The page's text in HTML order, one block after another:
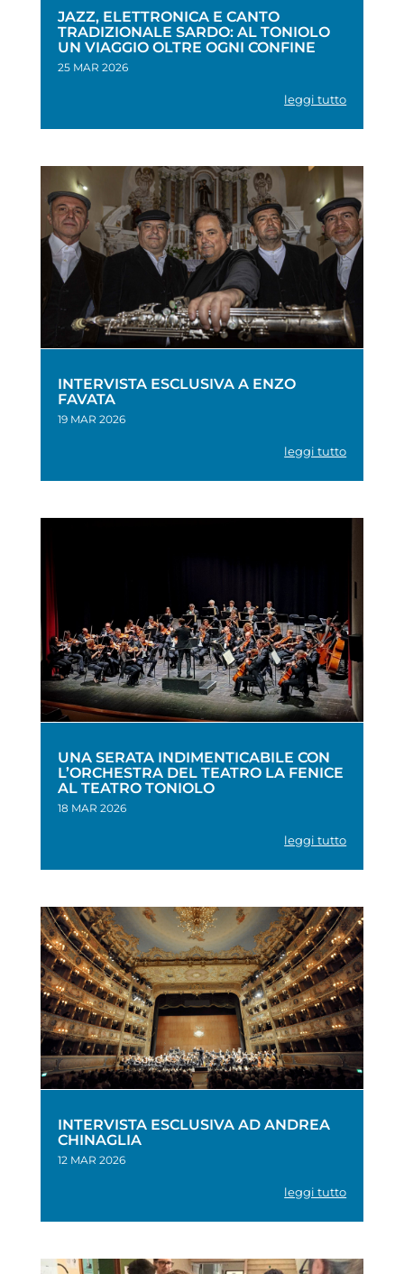
JAZZ, ELETTRONICA E CANTO
TRADIZIONALE SARDO: AL TONIOLO
UN VIAGGIO OLTRE OGNI CONFINE
25 MAR 2026
leggi tutto
INTERVISTA ESCLUSIVA A ENZO
FAVATA
19 MAR 2026
leggi tutto
UNA SERATA INDIMENTICABILE CON
L’ORCHESTRA DEL TEATRO LA FENICE
AL TEATRO TONIOLO
18 MAR 2026
leggi tutto
INTERVISTA ESCLUSIVA AD ANDREA
CHINAGLIA
12 MAR 2026
leggi tutto